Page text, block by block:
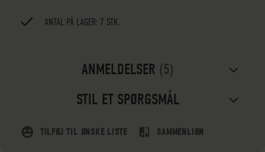
ANTAL PÅ LAGER: 7 STK.
ANMELDELSER 5
STIL ET SPØRGSMÅL
TILFØJ TIL ØNSKE LISTE SAMMENLIGN